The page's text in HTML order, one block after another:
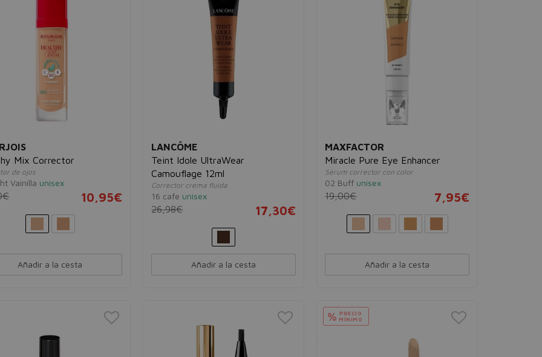
Mix Corrector
de ojos
Vainilla unisex
10,95€
Añadir a la cesta
LANCÔME
Teint Idole UltraWear
Camouflage 12ml
Corrector crema fluida
16 cafe unisex
26,98€ 17,30€
Añadir a la cesta
MAXFACTOR
Miracle Pure Eye Enhancer
Sérum corrector con color
02 Buff unisex
19,00€ 7,95€
Añadir a la cesta
% PRECIO
MÍNIMO